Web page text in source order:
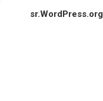
sr.WordPress.org